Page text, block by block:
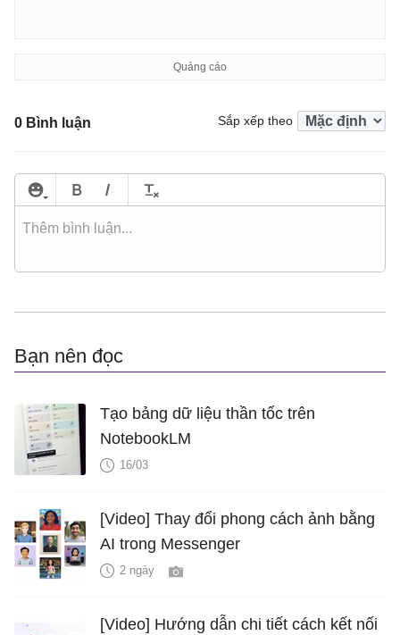
0 Bình luận Sắp xếp theo
Bạn nên đọc
Tạo bảng dữ liệu thần tốc trên
NotebookLM
16/03
[Video] Thay đổi phong cách ảnh bằng
AI trong Messenger
2 ngày
[Video] Hướng dẫn chi tiết cách kết nối